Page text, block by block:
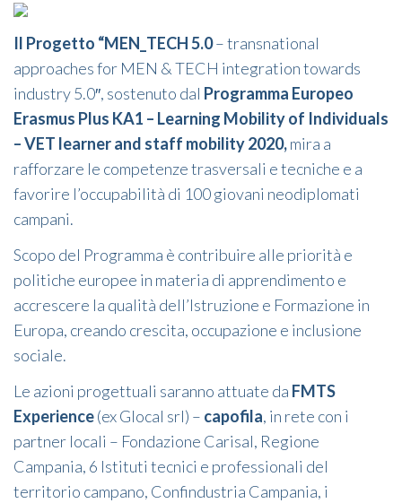
Il Progetto “MEN_TECH 5.0– transnational
approaches for MEN & TECH integration towards
industry 5.0″, sostenuto dal Programma Europeo
Erasmus Plus KA1 – Learning Mobility of Individuals
– VET learner and staff mobility2020,mira a
rafforzare le competenze trasversali e tecniche e a
favorire l’occupabilità di 100 giovani neodiplomati
campani.
Scopo del Programma è contribuire alle priorità e
politiche europee in materia di apprendimento e
accrescere la qualità dell’Istruzione e Formazione in
Europa, creando crescita, occupazione e inclusione
sociale.
Le azioni progettuali saranno attuate da FMTS
Experience(ex Glocal srl) – capofila, in rete con i
partner locali – Fondazione Carisal, Regione
Campania, 6 Istituti tecnici e professionali del
territorio campano, Confindustria Campania, i